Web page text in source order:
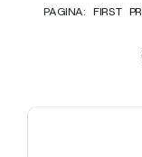
PAGINA: FIRST